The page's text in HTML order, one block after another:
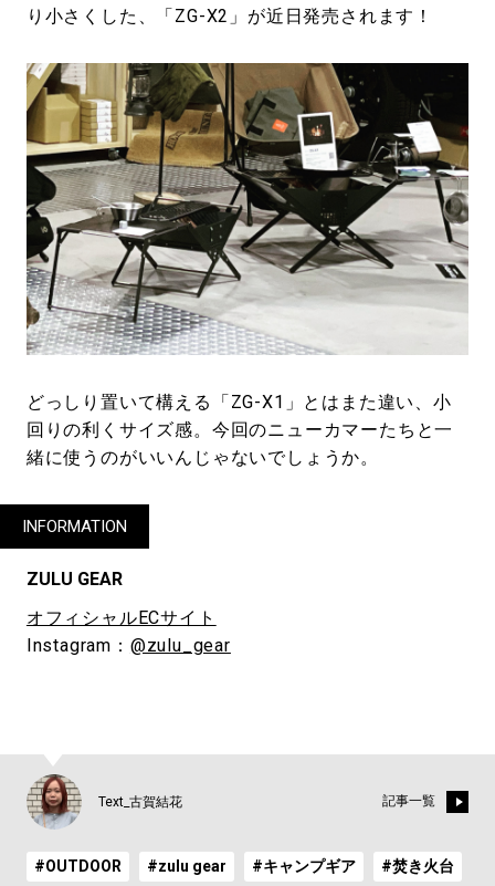
り小さくした、「ZG-X2」が近日発売されます！
どっしり置いて構える「ZG-X1」とはまた違い、小
回りの利くサイズ感。今回のニューカマーたちと一
緒に使うのがいいんじゃないでしょうか。
INFORMATION
ZULU GEAR
オフィシャルECサイト
Instagram： @zulu_gear
Text_古賀結花 記事一覧
#OUTDOOR #zulu gear #キャンプギア #焚き火台